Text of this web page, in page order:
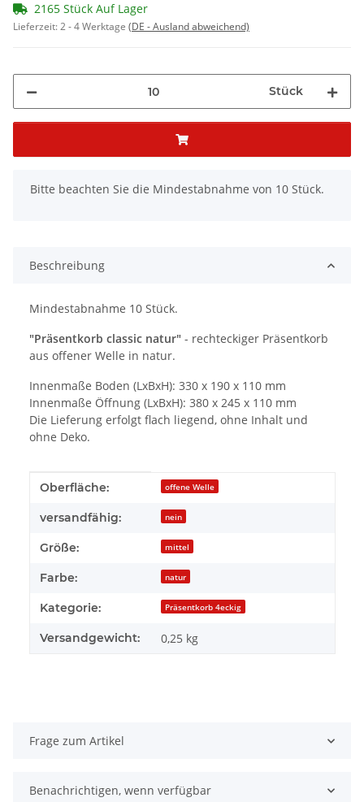
2165 Stück Auf Lager
Lieferzeit:2 - 4 Werktage (DE - Ausland abweichend)
Stück
x
Bitte beachten Sie die Mindestabnahme von 10 Stück.
Beschreibung
Mindestabnahme 10 Stück.
"Präsentkorb classic natur" - rechteckiger Präsentkorb
aus offener Welle in natur.
Innenmaße Boden (LxBxH): 330 x 190 x 110 mm
Innenmaße Öffnung (LxBxH): 380 x 245 x 110 mm
Die Lieferung erfolgt flach liegend, ohne Inhalt und
ohne Deko.
Produkteigenschaft
Wert
Oberfläche: offene Welle
versandfähig: nein
Größe: mittel
Farbe: natur
Kategorie: Präsentkorb 4eckig
Versandgewicht: 0,25 kg
Frage zum Artikel
Benachrichtigen, wenn verfügbar